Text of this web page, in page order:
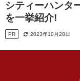
シティーハンタ
を一挙紹介!
PR 2023年10月28日